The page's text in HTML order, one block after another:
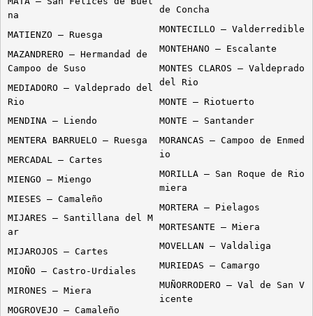
na
MATIENZO – Ruesga
MAZANDRERO – Hermandad de
Campoo de Suso
MEDIADORO – Valdeprado del
Rio
MENDINA – Liendo
MENTERA BARRUELO – Ruesga
MERCADAL – Cartes
MIENGO – Miengo
MIESES – Camaleño
MIJARES – Santillana del M
ar
MIJAROJOS – Cartes
MIOÑO – Castro-Urdiales
MIRONES – Miera
MOGROVEJO – Camaleño
de Concha
MONTECILLO – Valderredible
MONTEHANO – Escalante
MONTES CLAROS – Valdeprado
del Rio
MONTE – Riotuerto
MONTE – Santander
MORANCAS – Campoo de Enmed
io
MORILLA – San Roque de Rio
miera
MORTERA – Pielagos
MORTESANTE – Miera
MOVELLAN – Valdaliga
MURIEDAS – Camargo
MUÑORRODERO – Val de San V
icente